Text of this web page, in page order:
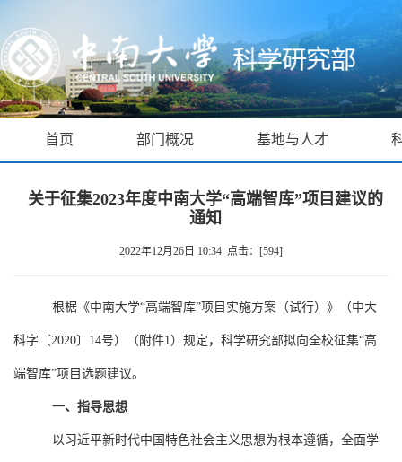
首页 部门概况 基地与人才
关于征集2023年度中南大学“高端智库”项目建议的
通知
2022年12月26日 10:34 点击：[594]
根椐《中南大学“高端智库”项目实施方案（试行）》（中大
科字〔2020〕 14号）（附件1）规定，科学研究部拟向全校征集“高
端智库”项目选题建议。
一、指导思想
以习近平新时代中国特色社会主义思想为根本遵循，全面学